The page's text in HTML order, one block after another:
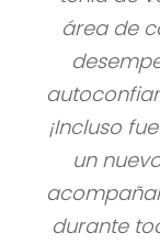
área de
¡Incluso
un
durante